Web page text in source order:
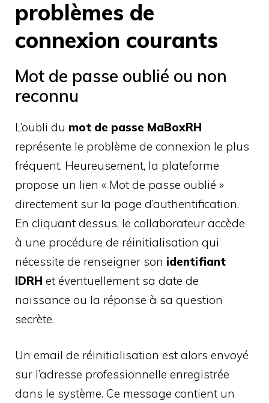
problèmes de
connexion courants
Mot de passe oublié ou non
reconnu
L’oubli du mot de passe MaBoxRH
représente le problème de connexion le plus
fréquent. Heureusement, la plateforme
propose un lien « Mot de passe oublié »
directement sur la page d’authentification.
En cliquant dessus, le collaborateur accède
à une procédure de réinitialisation qui
nécessite de renseigner son identifiant
IDRH et éventuellement sa date de
naissance ou la réponse à sa question
secrète.
Un email de réinitialisation est alors envoyé
sur l’adresse professionnelle enregistrée
dans le système. Ce message contient un